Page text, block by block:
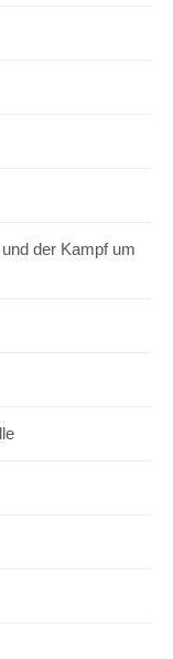
der Kampf um